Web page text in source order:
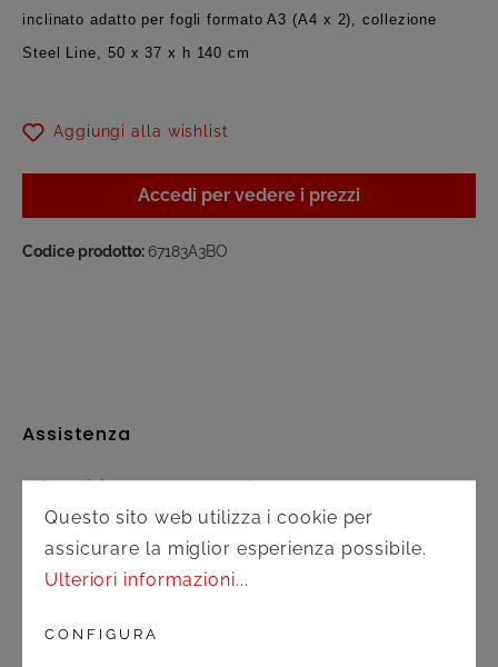
inclinato adatto per fogli formato A3 (A4 x 2), collezione
Steel Line, 50 x 37 x h 140 cm
Aggiungi alla wishlist
Accedi per vedere i prezzi
Codice prodotto:67183A3BO
Assistenza
Spedizione e pagamento
Diritto di recesso
Questo sito web utilizza i cookie per
assicurare la miglior esperienza possibile.
Ulteriori informazioni...
CONFIGURA